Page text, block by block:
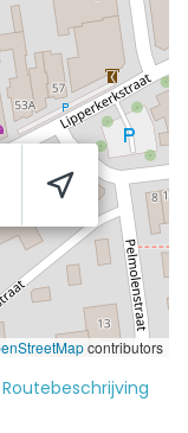
contributors
Routebeschrijving